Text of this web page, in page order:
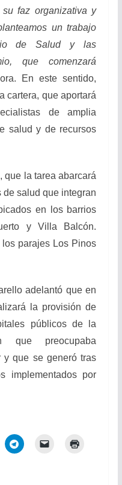
faz organizativa y
un trabajo
de Salud y las
que comenzará
En este sentido,
cartera, que aportará
de amplia
salud y de recursos
que la tarea abarcará
de salud que integran
en los barrios
y Villa Balcón.
parajes Los Pinos
adelantó que en
la provisión de
públicos de la
que preocupaba
y que se generó tras
implementados por